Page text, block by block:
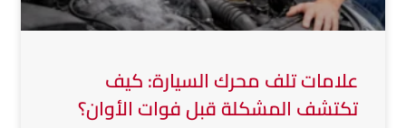
علامات تلف محرك السيارة: كيف
تكتشف المشكلة قبل فوات الأوان؟